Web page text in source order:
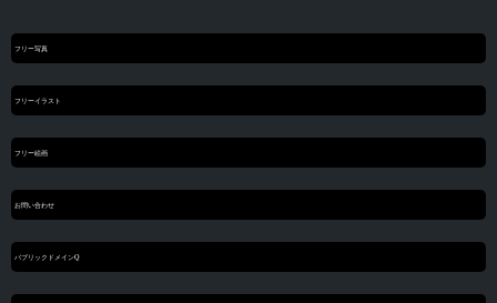
フリー写真
フリーイラスト
フリー絵画
お問い合わせ
パブリックドメインQ